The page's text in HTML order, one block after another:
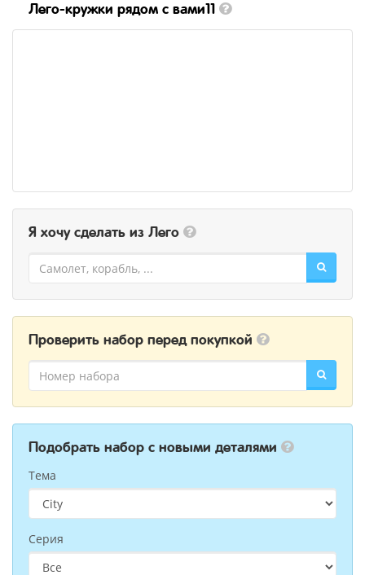
Лего-кружки рядом с вами11
Я хочу сделать из Лего
Проверить набор перед покупкой
Подобрать набор с новыми деталями
Тема
Серия